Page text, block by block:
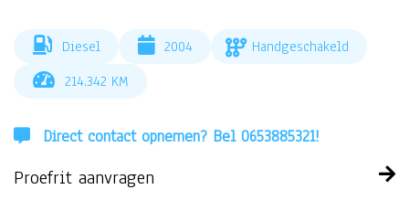
Diesel 2004
Handgeschakeld
214.342 KM
Direct contact opnemen? Bel 0653885321!
Proefrit aanvragen